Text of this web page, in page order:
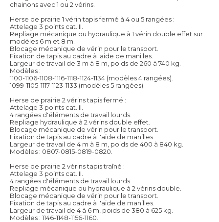
chainons avec 1 ou 2 vérins.
Herse de prairie 1 vérin tapis fermé à 4 ou 5 rangées :
Attelage 3 points cat. II.
Repliage mécanique ou hydraulique à 1 vérin double effet sur
modèles 6 m et 8 m.
Blocage mécanique de vérin pour le transport.
Fixation de tapis au cadre à laide de manilles.
Largeur de travail de 3 m à 8 m, poids de 260 à 740 kg.
Modèles :
1100-1106-1108-1116-1118-1124-1134 (modèles 4 rangées).
1099-1105-1117-1123-1133 (modèles 5 rangées).
Herse de prairie 2 vérins tapis fermé :
Attelage 3 points cat. II.
4 rangées d'éléments de travail lourds.
Repliage hydraulique à 2 vérins double effet.
Blocage mécanique de vérin pour le transport.
Fixation de tapis au cadre à l'aide de manilles.
Largeur de travail de 4 m à 8 m, poids de 400 à 840 kg.
Modèles : 0807-0815-0819-0820.
Herse de prairie 2 vérins tapis traîné :
Attelage 3 points cat. II.
4 rangées d'éléments de travail lourds.
Repliage mécanique ou hydraulique à 2 vérins double.
Blocage mécanique de vérin pour le transport.
Fixation de tapis au cadre à l'aide de manilles.
Largeur de travail de 4 à 6 m, poids de 380 à 625 kg.
Modèles : 1146-1148-1156-1160.